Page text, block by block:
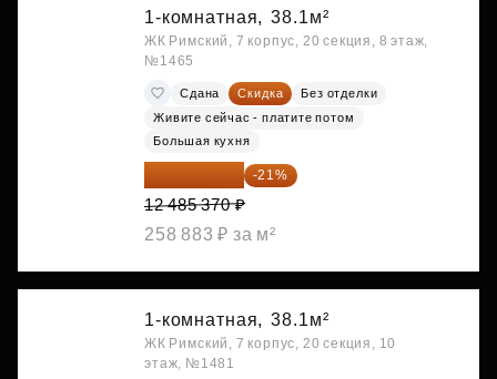
1-комнатная, 38.1м²
ЖК Римский, 7 корпус, 20 секция, 8 этаж,
№1465
Сдана Скидка
Без отделки
Живите сейчас - платите потом
Большая кухня
-21%
12 485 370 ₽
258 883 ₽ за м²
1-комнатная, 38.1м²
ЖК Римский, 7 корпус, 20 секция, 10
этаж, №1481